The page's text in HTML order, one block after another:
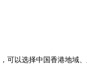
可以选择中国香港地域